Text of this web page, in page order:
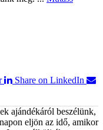
Share on LinkedIn
ajándékáról beszélünk,
eljön az idő, amikor